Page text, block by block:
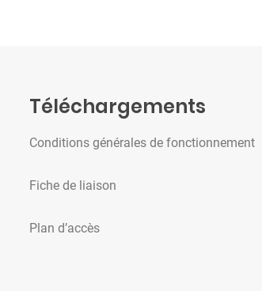
Téléchargements
Conditions générales de fonctionnement
Fiche de liaison
Plan d’accès